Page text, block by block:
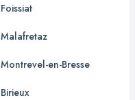
Foissiat
Malafretaz
Montrevel-en-Bresse
Birieux